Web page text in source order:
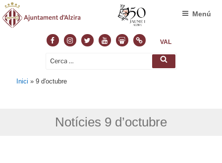
FacebookInstagram
TwitterYoutubeSlideshare
NormasVAL
Cerca: Cerca
Menú
Inici »9 d'octubre
Notícies 9 d’octubre